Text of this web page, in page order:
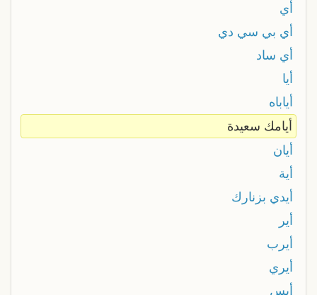
أي
أي بي سي دي
أي ساد
أيا
أياباه
أيامك سعيدة
أيان
أية
أيدي بزنارك
أير
أيرب
أيري
أيس